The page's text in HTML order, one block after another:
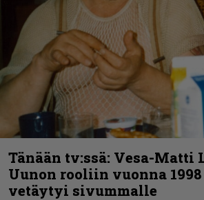
Tänään tv:ssä: Vesa-Matti
Uunon rooliin vuonna 1998
vetäytyi sivummalle